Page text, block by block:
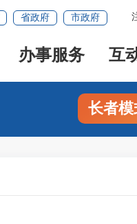
省政府 市政府
办事服务 互
长者模